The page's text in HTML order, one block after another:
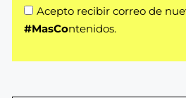
Acepto recibir correo de
#MasContenidos.